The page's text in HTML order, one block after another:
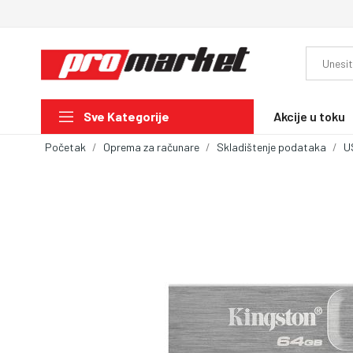
Sve Kategorije Akcije u toku
Početak Oprema za računare Skladištenje podataka